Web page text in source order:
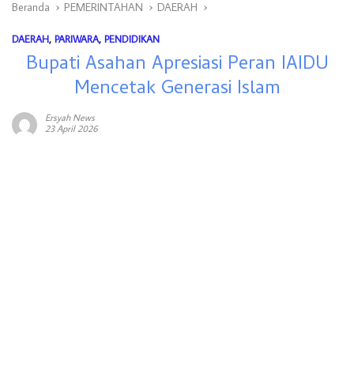
Beranda PEMERINTAHAN DAERAH
DAERAH, PARIWARA, PENDIDIKAN
Bupati Asahan Apresiasi Peran IAIDU
Mencetak Generasi Islam
Ersyah News
23 April 2026